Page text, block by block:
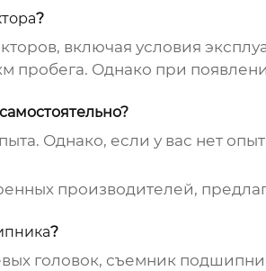
?
включая условия
пробега. Однако при
самостоятельно?
Однако, если у вас нет
производителей,
?
головок, съемник